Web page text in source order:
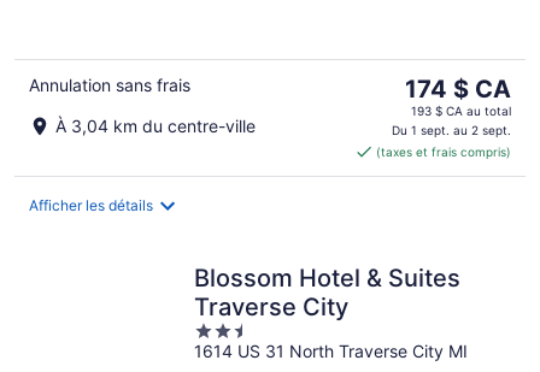
Annulation sans frais
À 3,04 km du centre-ville
Le
prix
est
de 174 $ CA
par
174 $ CA
193 $ CA au total
Du 1 sept. au 2 sept.
(taxes et frais compris)
Afficher les détails
Blossom Hotel & Suites
Traverse City
2.5
out
1614 US 31 North Traverse City MI